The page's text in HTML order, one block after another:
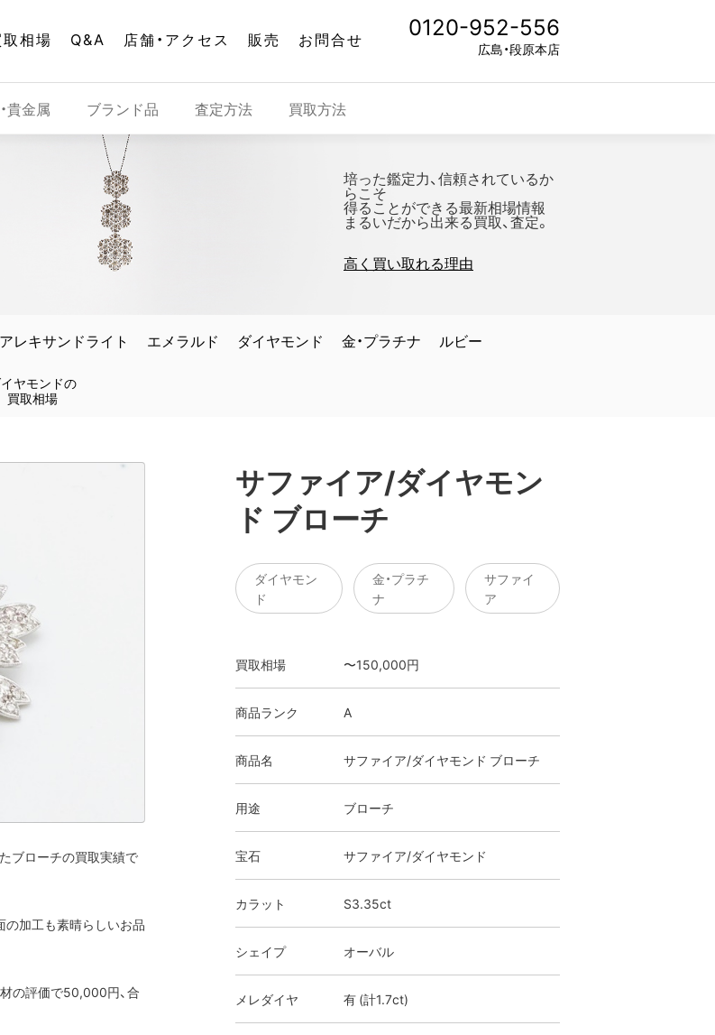
取相場 Q&A 店舗・アクセス 販売 お問合せ 0120-952-556
広島・段原本店
貴金属 ブランド品 査定方法 買取方法
培った鑑定力、信頼されているか
らこそ
得ることができる最新相場情報
まるいだから出来る買取、査定。
高く買い取れる理由
アレキサンドライト エメラルド ダイヤモンド 金・プラチナ ルビー
ヤモンドの
買取相場
ブローチの買取実績で
の加工も素晴らしいお品
の評価で50,000円、合
サファイア/ダイヤモン
ド ブローチ
ダイヤモン
ド
金・プラチ
ナ
サファイ
ア
買取相場 〜150,000円
商品ランク A
商品名 サファイア/ダイヤモンド ブローチ
用途 ブローチ
宝石 サファイア/ダイヤモンド
カラット S3.35ct
シェイプ オーバル
メレダイヤ 有 (計1.7ct)